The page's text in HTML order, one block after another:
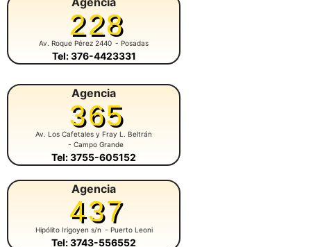
228
Av. Roque Pérez 2440 - Posadas
Tel: 376-4423331
Agencia
365
Av. Los Cafetales y Fray L. Beltrán
- Campo Grande
Tel: 3755-605152
Agencia
437
Hipólito Irigoyen s/n - Puerto Leoni
Tel: 3743-556552